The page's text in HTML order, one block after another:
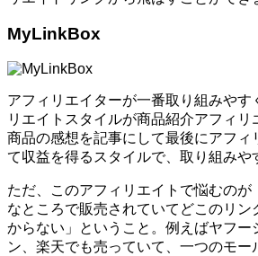
MyLinkBox
アフィリエイターが一番取り組みやす
リエイトスタイルが商品紹介アフィリ
商品の感想を記事にして最後にアフィ
て収益を得るスタイルで、取り組みや
ただ、このアフィリエイトで悩むのが
なところで販売されていてどこのリン
からない」ということ。例えばヤフー
ン、楽天でも売っていて、一つのモー